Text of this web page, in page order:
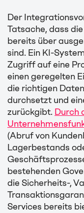
Der
Tatsache, dass
bereits über
sind. Ein KI-
Zugriff auf eine
einen geregelten
die richtigen
durchsetzt und
zurückgibt. Durch
(Abruf von
Lagerbestands
bestehenden
die Sicherheits-,
Services bereits